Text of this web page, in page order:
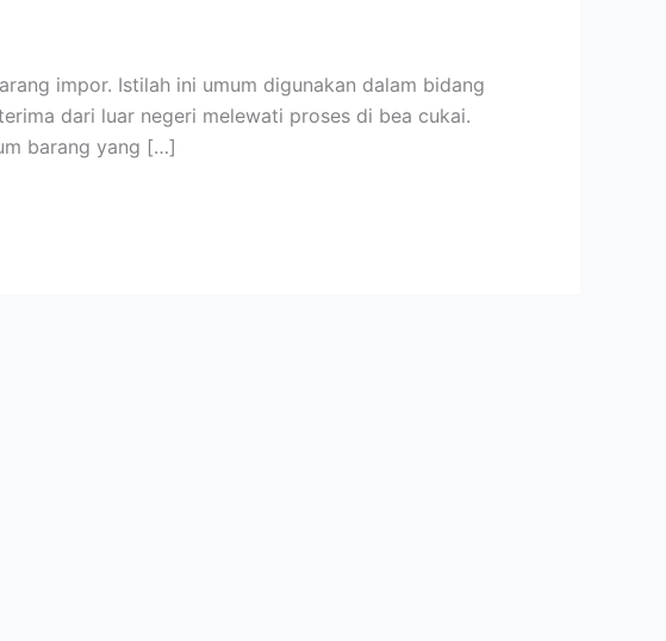
impor. Istilah ini umum digunakan dalam bidang
dari luar negeri melewati proses di bea cukai.
barang yang […]